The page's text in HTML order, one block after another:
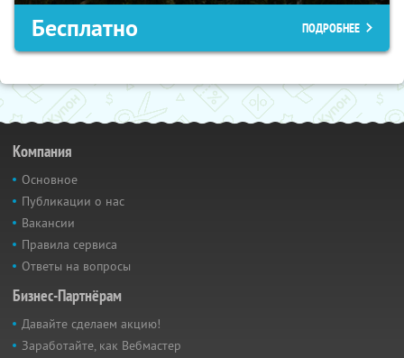
Бесплатно ПОДРОБНЕЕ
Компания
Основное
Публикации о нас
Вакансии
Правила сервиса
Ответы на вопросы
Бизнес-Партнёрам
Давайте сделаем акцию!
Заработайте, как Вебмастер